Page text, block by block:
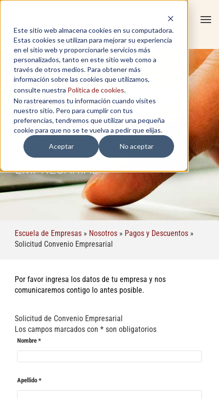
Este sitio web almacena cookies en su computadora.
Estas cookies se utilizan para mejorar su experiencia
en el sitio web y proporcionarle servicios más
personalizados, tanto en este sitio web como a
través de otros medios. Para obtener más
información sobre las cookies que utilizamos,
consulte nuestra Política de cookies.
No rastrearemos tu información cuando visites
nuestro sitio. Pero para cumplir con tus
preferencias, tendremos que utilizar una pequeña
cookie para que no se te vuelva a pedir que elijas.
Aceptar
No aceptar
SOLICITUD DE CONVENIO
EMPRESARIAL
Escuela de Empresas » Nosotros » Pagos y Descuentos »
Solicitud Convenio Empresarial
Por favor ingresa los datos de tu empresa y nos
comunicaremos contigo lo antes posible.
Solicitud de Convenio Empresarial
Los campos marcados con * son obligatorios
Nombre *
Apellido *